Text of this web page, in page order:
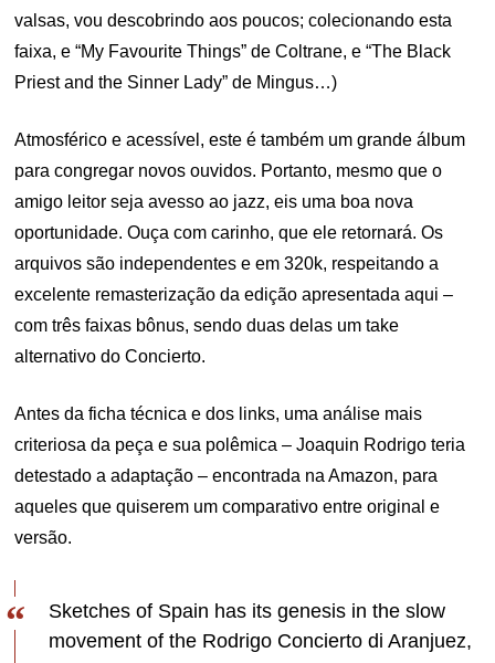
valsas, vou descobrindo aos poucos; colecionando esta
faixa, e “My Favourite Things” de Coltrane, e “The Black
Priest and the Sinner Lady” de Mingus…)
Atmosférico e acessível, este é também um grande álbum
para congregar novos ouvidos. Portanto, mesmo que o
amigo leitor seja avesso ao jazz, eis uma boa nova
oportunidade. Ouça com carinho, que ele retornará. Os
arquivos são independentes e em 320k, respeitando a
excelente remasterização da edição apresentada aqui –
com três faixas bônus, sendo duas delas um take
alternativo do Concierto.
Antes da ficha técnica e dos links, uma análise mais
criteriosa da peça e sua polêmica – Joaquin Rodrigo teria
detestado a adaptação – encontrada na Amazon, para
aqueles que quiserem um comparativo entre original e
versão.
Sketches of Spain has its genesis in the slow
movement of the Rodrigo Concierto di Aranjuez,